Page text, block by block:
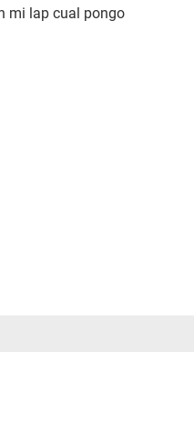
mi lap cual pongo